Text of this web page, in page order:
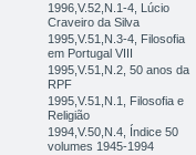
1996,V.52,N.1-4, Lúcio
Craveiro da Silva
1995,V.51,N.3-4, Filosofia
em Portugal VIII
1995,V.51,N.2, 50 anos da
RPF
1995,V.51,N.1, Filosofia e
Religião
1994,V.50,N.4, Índice 50
volumes 1945-1994